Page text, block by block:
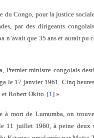
du Congo, pour la justice
par des dirigeants
n’avait que 35 ans et aurait pu
ministre congolais
le 17 janvier 1961. Cinq
et Robert Okito. [1 ] »
mort de Lumumba, on
11 juillet 1960, à peine deux